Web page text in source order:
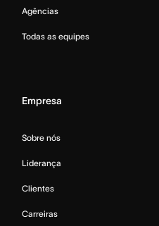
Agências
Todas as equipes
Empresa
Sobre nós
Liderança
Clientes
Carreiras